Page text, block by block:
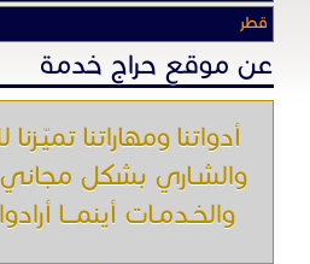
عن موقع حراج خدمة
أدواتنا ومهاراتنا
والشـاري بشكل مجاني
والخـدمـات أينمـــا